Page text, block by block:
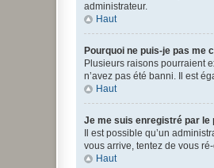
administrateur.
Haut
Pourquoi ne puis-je pas me
Plusieurs raisons pourraient
n’avez pas été banni. Il est
Haut
Je me suis enregistré par le
Il est possible qu’un
vous arrive, tentez de vous
Haut